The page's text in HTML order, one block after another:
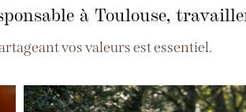
à Toulouse,
vos valeurs est essentiel.